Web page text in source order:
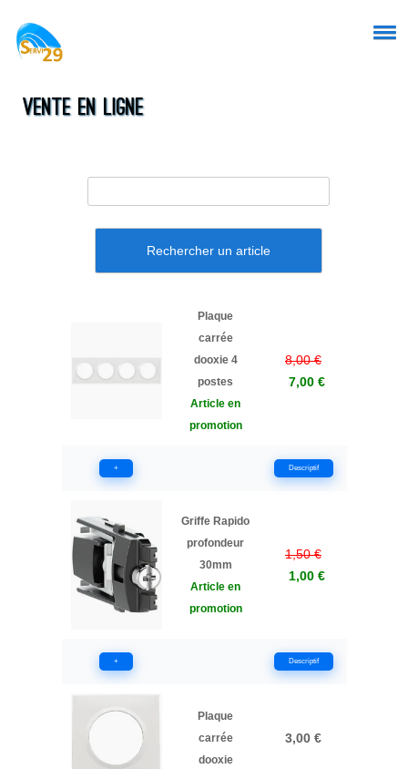
Vente en ligne
Rechercher un article
Plaque
carrée
dooxie 4
postes
Article en
promotion
8,00 €
7,00 €
+ Descriptif
Griffe Rapido
profondeur
30mm
Article en
promotion
1,50 €
1,00 €
+ Descriptif
Plaque
carrée
dooxie
3,00 €